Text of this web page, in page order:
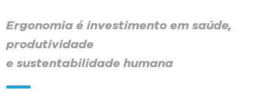
Ergonomia é investimento em saúde,
produtividade
e sustentabilidade humana